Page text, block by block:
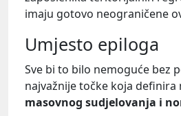
imaju gotovo neograničene
Umjesto epiloga
Sve bi to bilo nemoguće bez
najvažnije točke koja
masovnog sudjelovanja i